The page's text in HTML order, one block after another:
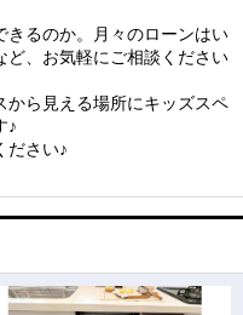
きるのか。月々のローンはい
ど、お気軽にご相談ください
から見える場所にキッズスペ
♪
ださい♪